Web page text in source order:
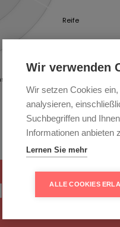
Reife
de
Wir verwenden
Wir setzen Cookies
analysieren,
Suchbegriffen und
Informationen anbieten
Lernen Sie mehr
ALLE COOKIES